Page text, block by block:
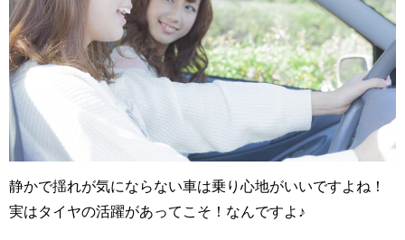
静かで揺れが気にならない車は乗り心地がいいですよね！
実はタイヤの活躍があってこそ！なんですよ♪